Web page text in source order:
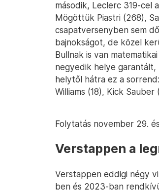
második, Leclerc 319-cel
Mögöttük Piastri (268),
csapatversenyben sem
bajnokságot, de közel
Bullnak is van
negyedik helye
helytől hátra ez a
Williams (18), Kick Sauber
Folytatás november 29.
Verstappen a
Verstappen eddigi négy
ben és 2023-ban